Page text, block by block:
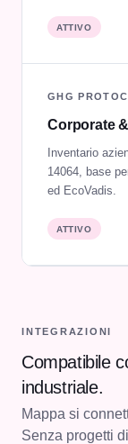
ATTIVO
GHG
Corporate
Inventario
14064, base
ed EcoVadis.
ATTIVO
INTEGRAZIONI
Compatibile
industriale.
Mappa si
Senza progetti